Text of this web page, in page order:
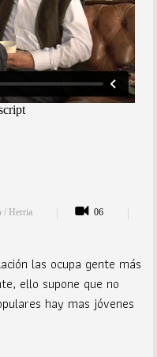
/ Herria
06
las ocupa gente más
ello supone que no
hay mas jóvenes